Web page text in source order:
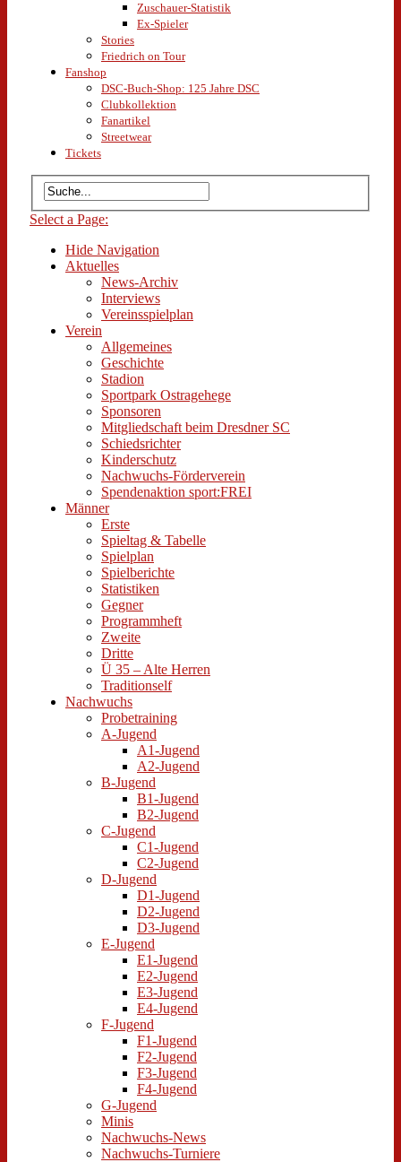
Zuschauer-Statistik
Ex-Spieler
Stories
Friedrich on Tour
Fanshop
DSC-Buch-Shop: 125 Jahre DSC
Clubkollektion
Fanartikel
Streetwear
Tickets
Select a Page:
Hide Navigation
Aktuelles
News-Archiv
Interviews
Vereinsspielplan
Verein
Allgemeines
Geschichte
Stadion
Sportpark Ostragehege
Sponsoren
Mitgliedschaft beim Dresdner SC
Schiedsrichter
Kinderschutz
Nachwuchs-Förderverein
Spendenaktion sport:FREI
Männer
Erste
Spieltag & Tabelle
Spielplan
Spielberichte
Statistiken
Gegner
Programmheft
Zweite
Dritte
Ü 35 – Alte Herren
Traditionself
Nachwuchs
Probetraining
A-Jugend
A1-Jugend
A2-Jugend
B-Jugend
B1-Jugend
B2-Jugend
C-Jugend
C1-Jugend
C2-Jugend
D-Jugend
D1-Jugend
D2-Jugend
D3-Jugend
E-Jugend
E1-Jugend
E2-Jugend
E3-Jugend
E4-Jugend
F-Jugend
F1-Jugend
F2-Jugend
F3-Jugend
F4-Jugend
G-Jugend
Minis
Nachwuchs-News
Nachwuchs-Turniere